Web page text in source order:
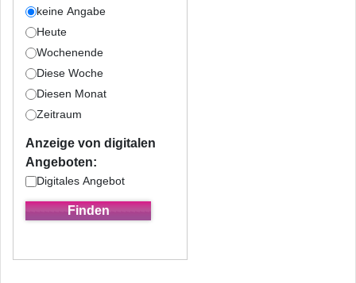
keine Angabe
Heute
Wochenende
Diese Woche
Diesen Monat
Zeitraum
Anzeige von digitalen
Angeboten:
Digitales Angebot